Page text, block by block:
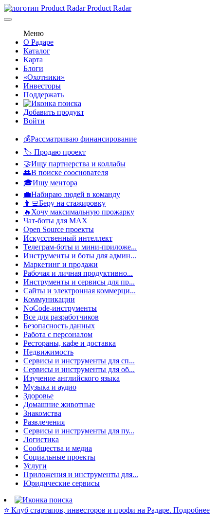
Product Radar
Меню
О Радаре
Каталог
Карта
Блоги
«Охотники»
Инвесторы
Поддержать
Добавить продукт
Войти
💰Рассматриваю финансирование
🏷️ Продаю проект
🤝Ищу партнерства и коллабы
👥В поиске сооснователя
🎓Ищу ментора
💼Набираю людей в команду
👨‍💻Беру на стажировку
🔥Хочу максимальную прожарку
Чат-боты для MAX
Open Source проекты
Искусственный интеллект
Телеграм-боты и мини-приложе...
Инструменты и боты для админ...
Маркетинг и продажи
Рабочая и личная продуктивно...
Инструменты и сервисы для пр...
Сайты и электронная коммерци...
Коммуникации
NoCode-инструменты
Все для разработчиков
Безопасность данных
Работа с персоналом
Рестораны, кафе и доставка
Недвижимость
Сервисы и инструменты для сп...
Сервисы и инструменты для об...
Изучение английского языка
Музыка и аудио
Здоровье
Домашние животные
Знакомства
Развлечения
Сервисы и инструменты для пу...
Логистика
Сообщества и медиа
Социальные проекты
Услуги
Приложения и инструменты для...
Юридические сервисы
⭐️ Клуб стартапов, инвесторов и профи на Радаре. Подробнее